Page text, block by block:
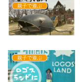
親子で遊ぶ
親子で遊ぶ